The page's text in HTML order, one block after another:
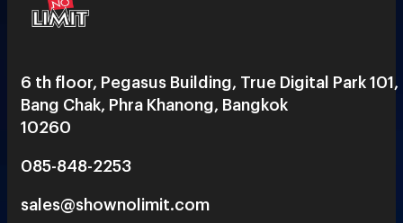
6 th floor, Pegasus Building, True Digital Park 101,
Bang Chak, Phra Khanong, Bangkok
10260
085-848-2253
sales@shownolimit.com